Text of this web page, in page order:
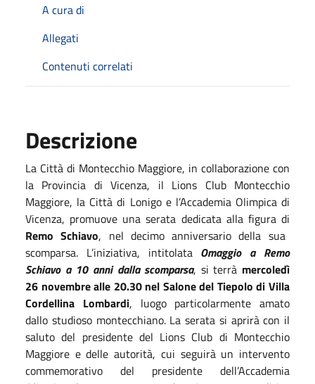
A cura di
Allegati
Contenuti correlati
Descrizione
La Città di Montecchio Maggiore, in collaborazione con
la Provincia di Vicenza, il Lions Club Montecchio
Maggiore, la Città di Lonigo e l’Accademia Olimpica di
Vicenza, promuove una serata dedicata alla figura di
Remo Schiavo, nel decimo anniversario della sua
scomparsa. L’iniziativa, intitolata Omaggio a Remo
Schiavo a 10 anni dalla scomparsa, si terrà mercoledì
26 novembre alle 20.30 nel Salone del Tiepolo di Villa
Cordellina Lombardi, luogo particolarmente amato
dallo studioso montecchiano. La serata si aprirà con il
saluto del presidente del Lions Club di Montecchio
Maggiore e delle autorità, cui seguirà un intervento
commemorativo del presidente dell’Accademia